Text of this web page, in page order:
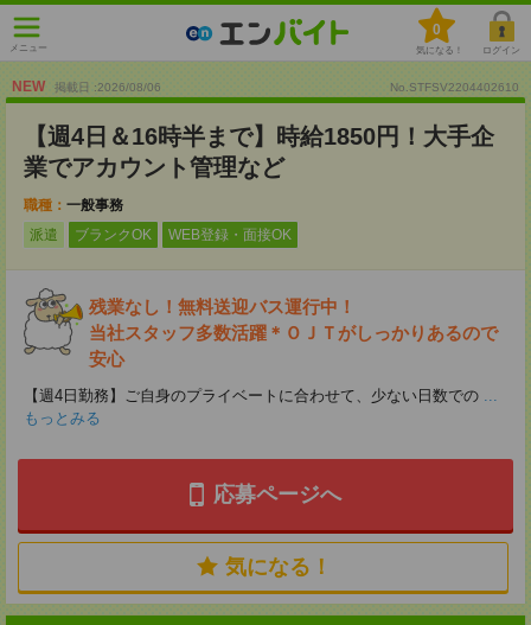
メニュー
0
気になる！ ログイン
NEW 掲載日 :2026/08/06 No.STFSV2204402610
【週4日＆16時半まで】時給1850円！大手企
業でアカウント管理など
職種： 一般事務
派遣
ブランクOK WEB登録・面接OK
残業なし！無料送迎バス運行中！
当社スタッフ多数活躍＊ＯＪＴがしっかりあるので
安心
【週4日勤務】ご自身のプライベートに合わせて、少ない日数での ...
もっとみる
応募ページへ
気になる！